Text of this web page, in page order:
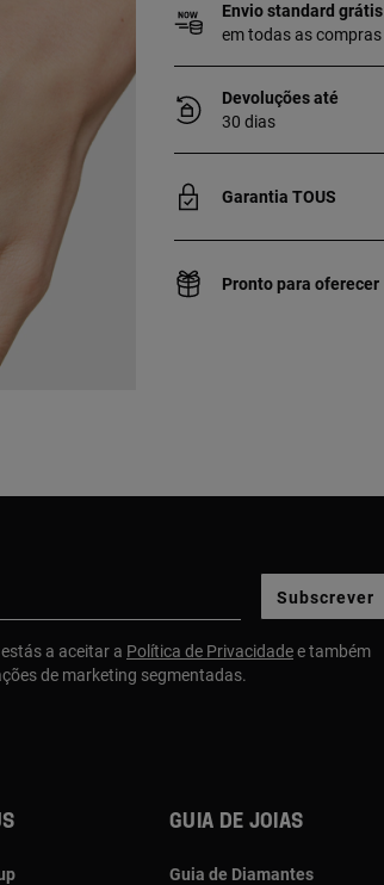
Envio standard grátis
em todas as compras
Devoluções até
30 dias
Garantia TOUS
Pronto para oferecer
Subscrever
a aceitar a Política de Privacidadee também
de marketing segmentadas.
Guia de joias
Guia de Diamantes